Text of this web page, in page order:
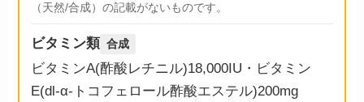
（天然/合成）の記載がないものです。
ビタミン類 合成
ビタミンA(酢酸レチニル)18,000IU・ビタミン
E(dl-α-トコフェロール酢酸エステル)200mg